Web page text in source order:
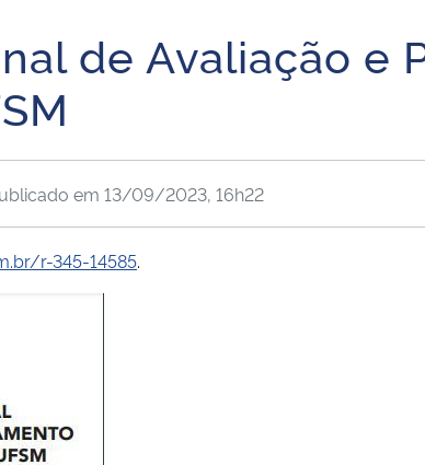
de Avaliação e
em 13/09/2023, 16h22
r-345-14585.